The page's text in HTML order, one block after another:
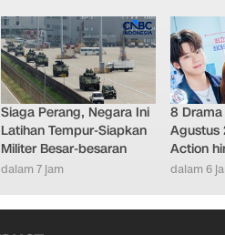
Siaga Perang, Negara Ini
Latihan Tempur-Siapkan
Militer Besar-besaran
dalam 7 jam
8 Drama
Agustus
Action
dalam 6